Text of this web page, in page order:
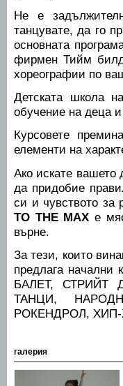
Не е
танцувате, да го
основната
фирмен Тийм
хореографии по
Детската школа
обучение на деца
Курсовете
елементи на
Ако искате вашето
да придобие
си и чувството
TO THE MAX е
върне.
За тези, които
предлага начални
БАЛЕТ, СТРИЙТ
ТАНЦИ,
РОКЕНДРОЛ,
галерия